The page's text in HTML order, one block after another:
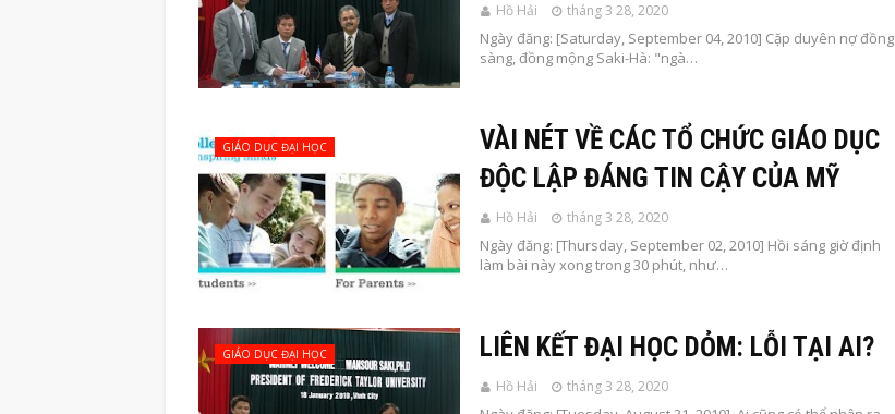
Hồ Hải tháng 3 28, 2020
Ngày đăng: [Saturday, September 04, 2010] Cặp duyên nợ đồng
sàng, đồng mộng Saki-Hà: "ngà…
GIÁO DỤC ĐẠI HỌC
VÀI NÉT VỀ CÁC TỔ CHỨC GIÁO DỤC
ĐỘC LẬP ĐÁNG TIN CẬY CỦA MỸ
Hồ Hải tháng 3 28, 2020
Ngày đăng: [Thursday, September 02, 2010] Hồi sáng giờ định
làm bài này xong trong 30 phút, như…
GIÁO DỤC ĐẠI HỌC LIÊN KẾT ĐẠI HỌC DỎM: LỖI TẠI AI?
Hồ Hải tháng 3 28, 2020